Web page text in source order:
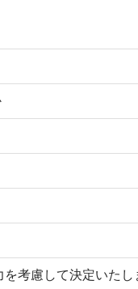
考慮して決定いたし